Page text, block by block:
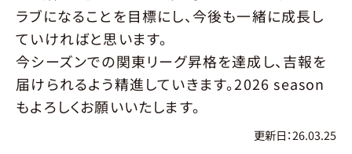
ラブになることを目標にし、今後も一緒に成長し
ていければと思います。
今シーズンでの関東リーグ昇格を達成し、吉報を
届けられるよう精進していきます。2026 season
もよろしくお願いいたします。
更新日：26.03.25